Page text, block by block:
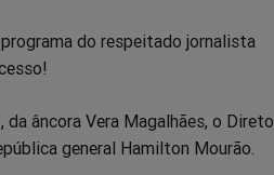
do respeitado jornalista
da âncora Vera Magalhães, o Direto
general Hamilton Mourão.